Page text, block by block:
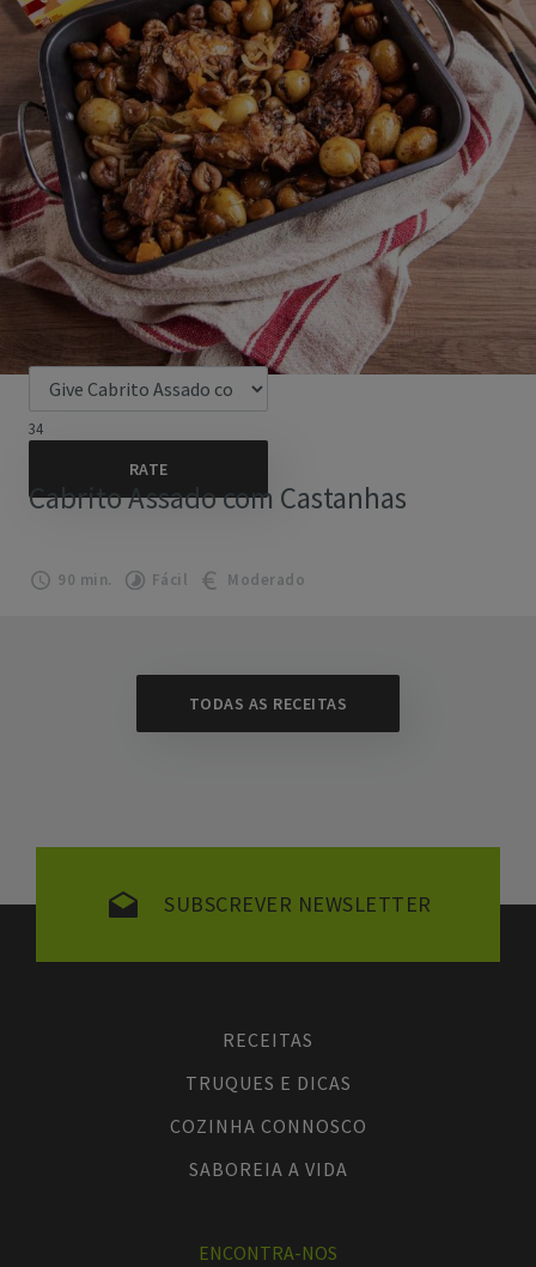
34
Cabrito Assado com Castanhas
90 min. Fácil Moderado
TODAS AS RECEITAS
SUBSCREVER NEWSLETTER
RECEITAS
TRUQUES E DICAS
COZINHA CONNOSCO
SABOREIA A VIDA
ENCONTRA-NOS